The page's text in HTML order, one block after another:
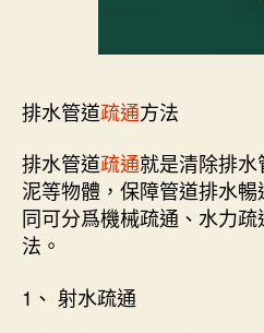
排水管道疏通方法
排水管道疏通就是清除排
泥等物體，保障管道排水暢
同可分爲機械疏通、水力
法。
1、 射水疏通